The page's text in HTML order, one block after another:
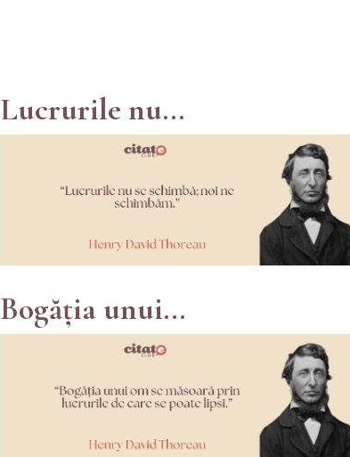
Lucrurile nu...
Bogăția unui...